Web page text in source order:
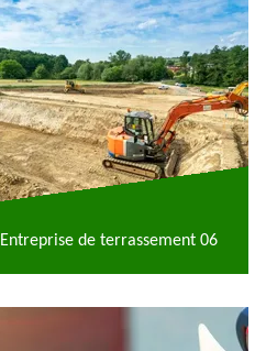
Entreprise de terrassement 06